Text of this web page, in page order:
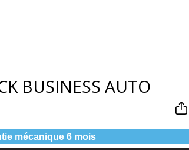
BUSINESS AUTO
mécanique 6 mois